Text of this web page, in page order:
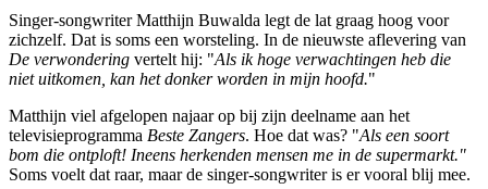
Singer-songwriter Matthijn Buwalda legt de lat graag hoog voor
zichzelf. Dat is soms een worsteling. In de nieuwste aflevering van
De verwondering vertelt hij: "Als ik hoge verwachtingen heb die
niet uitkomen, kan het donker worden in mijn hoofd."
Matthijn viel afgelopen najaar op bij zijn deelname aan het
televisieprogramma Beste Zangers. Hoe dat was? "Als een soort
bom die ontploft! Ineens herkenden mensen me in de supermarkt."
Soms voelt dat raar, maar de singer-songwriter is er vooral blij mee.